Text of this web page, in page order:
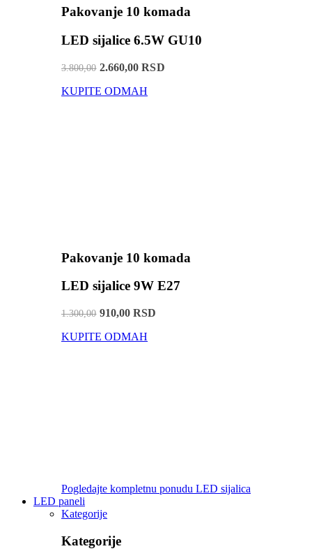
Pakovanje 10 komada
LED sijalice 6.5W GU10
3.800,002.660,00 RSD
KUPITE ODMAH
Pakovanje 10 komada
LED sijalice 9W E27
1.300,00910,00 RSD
KUPITE ODMAH
Pogledajte kompletnu ponudu LED sijalica
LED paneli
Kategorije
Kategorije